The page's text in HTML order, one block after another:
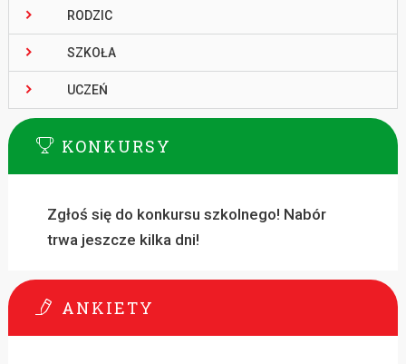
RODZIC
SZKOŁA
UCZEŃ
KONKURSY
Zgłoś się do konkursu szkolnego! Nabór
trwa jeszcze kilka dni!
ANKIETY